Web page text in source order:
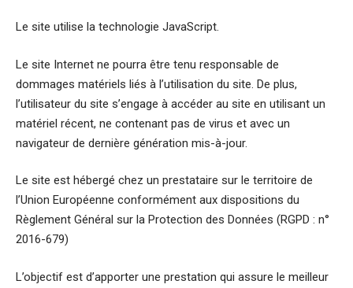
Le site utilise la technologie JavaScript.
Le site Internet ne pourra être tenu responsable de
dommages matériels liés à l’utilisation du site. De plus,
l’utilisateur du site s’engage à accéder au site en utilisant un
matériel récent, ne contenant pas de virus et avec un
navigateur de dernière génération mis-à-jour.
Le site est hébergé chez un prestataire sur le territoire de
l’Union Européenne conformément aux dispositions du
Règlement Général sur la Protection des Données (RGPD : n°
2016-679)
L’objectif est d’apporter une prestation qui assure le meilleur